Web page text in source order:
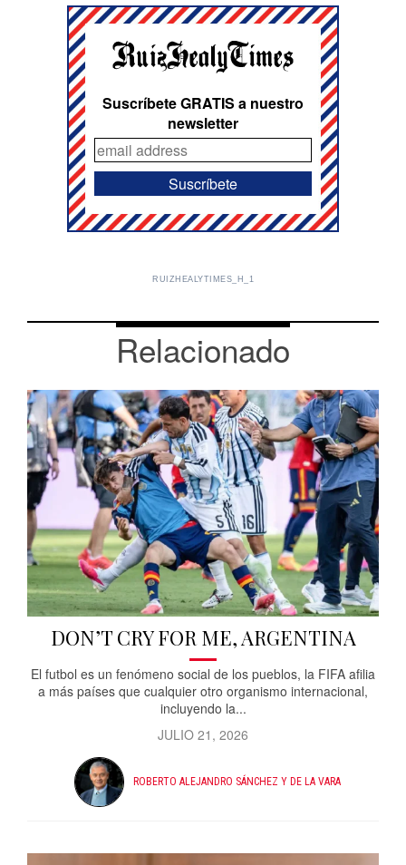
Suscríbete GRATIS a nuestro
newsletter
RUIZHEALYTIMES_H_1
Relacionado
DON’T CRY FOR ME, ARGENTINA
El futbol es un fenómeno social de los pueblos, la FIFA afilia
a más países que cualquier otro organismo internacional,
incluyendo la...
JULIO 21, 2026
ROBERTO ALEJANDRO SÁNCHEZ Y DE LA VARA